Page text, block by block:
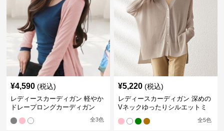
¥4,590 (税込)
レディースカーディガン 軽やか
ドレープロングカーディガン
全3色
¥5,220 (税込)
レディースカーディガン 深めの
Vネックゆったりシルエットミ
全5色